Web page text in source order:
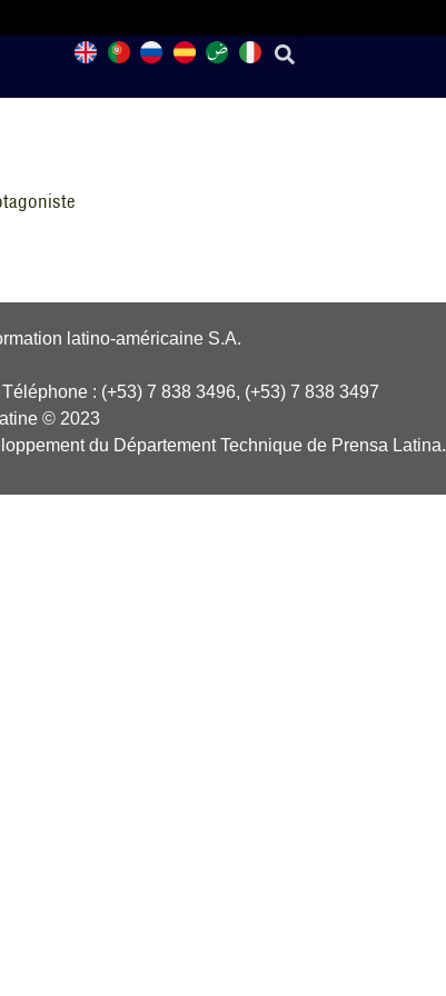
latino-américaine S.A.
: (+53) 7 838 3496, (+53) 7 838 3497
© 2023
du Département Technique de Prensa Latina.